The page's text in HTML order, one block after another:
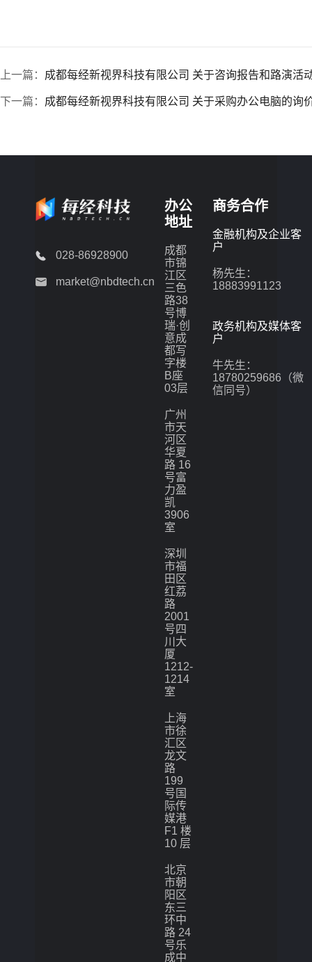
上一篇： 成都每经新视界科技有限公司 关于咨询报告和路演活
下一篇： 成都每经新视界科技有限公司 关于采购办公电脑的询
028-86928900
market@nbdtech.cn
办公
地址
成都
市锦
江区
三色
路38
号博
瑞·创
意成
都写
字楼
B座
03层
广州
市天
河区
华夏
路 16
号富
力盈
凯
3906
室
深圳
市福
田区
红荔
路
2001
号四
川大
厦
1212-
1214
室
上海
市徐
汇区
龙文
路
199
号国
际传
媒港
F1 楼
10 层
北京
市朝
阳区
东三
环中
路 24
号乐
成中
商务合作
金融机构及企业客
户
杨先生：
18883991123
政务机构及媒体客
户
牛先生：
18780259686（微
信同号）